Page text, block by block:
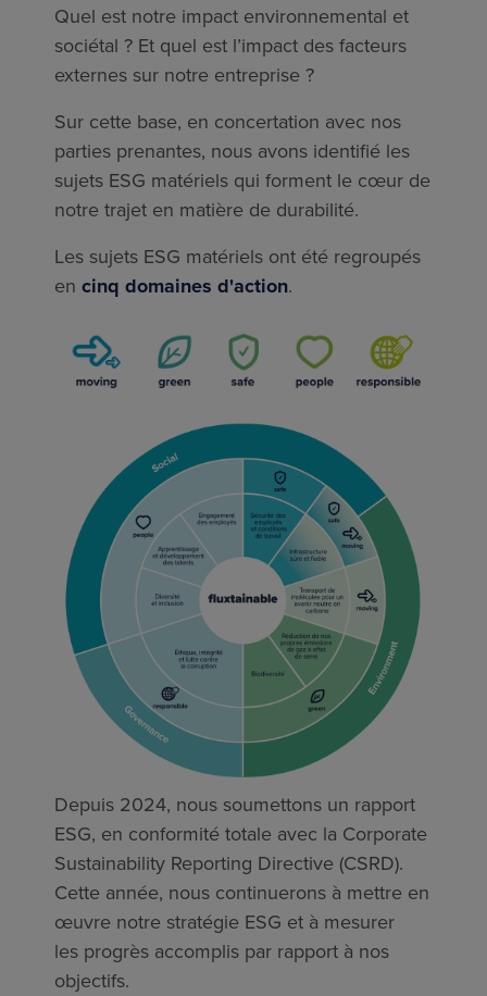
Quel est notre impact environnemental et
sociétal ? Et quel est l’impact des facteurs
externes sur notre entreprise ?
Sur cette base, en concertation avec nos
parties prenantes, nous avons identiﬁé les
sujets ESG matériels qui forment le cœur de
notre trajet en matière de durabilité.
Les sujets ESG matériels ont été regroupés
en cinq domaines d'action.
Depuis 2024, nous soumettons un rapport
ESG, en conformité totale avec la Corporate
Sustainability Reporting Directive (CSRD).
Cette année, nous continuerons à mettre en
œuvre notre stratégie ESG et à mesurer
les progrès accomplis par rapport à nos
objectifs.